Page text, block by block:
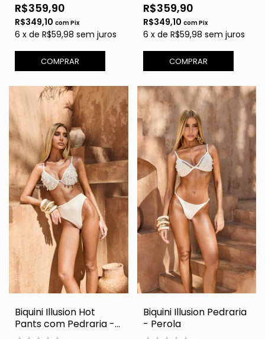
R$359,90
R$349,10 comPix
6 x de R$59,98 sem juros
COMPRAR
R$359,90
R$349,10 comPix
6 x de R$59,98 sem juros
COMPRAR
Biquini Illusion Hot
Pants com Pedraria -
Perola
Biquini Illusion Pedraria
- Perola